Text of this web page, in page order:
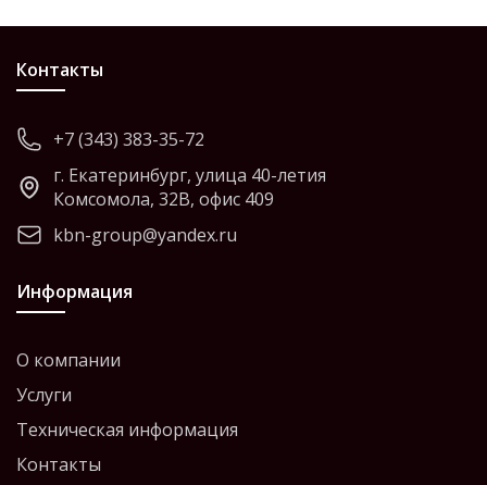
Контакты
+7 (343) 383-35-72
г. Екатеринбург, улица 40-летия
Комсомола, 32В, офис 409
kbn-group@yandex.ru
Информация
О компании
Услуги
Техническая информация
Контакты